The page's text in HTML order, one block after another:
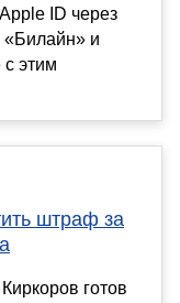
ID через
«Билайн» и
этим
штраф за
готов